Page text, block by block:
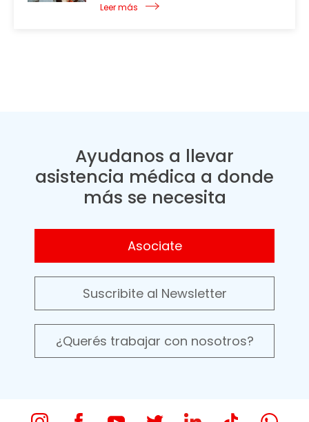
Leer más
Ayudanos a llevar
asistencia médica a donde
más se necesita
Asociate
Suscribite al Newsletter
¿Querés trabajar con nosotros?